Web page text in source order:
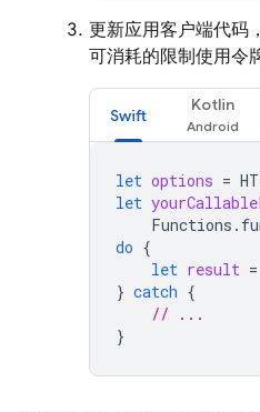
更新应用客户端代码
可消耗的限制使用令
Swift
Kotlin
let options =
let
Functions .
do {
let result =
} catch {
// ...
}